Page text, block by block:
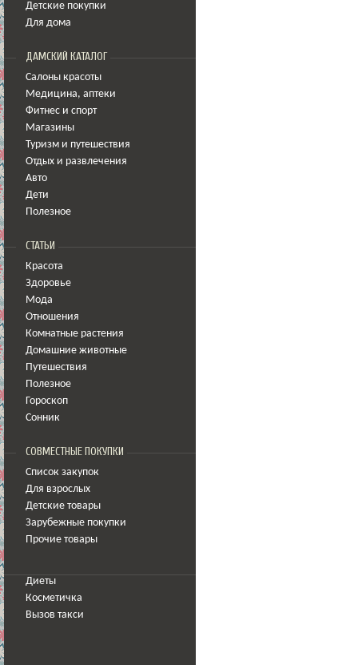
Детские покупки
Для дома
ДАМСКИЙ КАТАЛОГ
Салоны красоты
Медицина, аптеки
Фитнес и спорт
Магазины
Туризм и путешествия
Отдых и развлечения
Авто
Дети
Полезное
СТАТЬИ
Красота
Здоровье
Мода
Отношения
Комнатные растения
Домашние животные
Путешествия
Полезное
Гороскоп
Сонник
СОВМЕСТНЫЕ ПОКУПКИ
Список закупок
Для взрослых
Детские товары
Зарубежные покупки
Прочие товары
Диеты
Косметичка
Вызов такси